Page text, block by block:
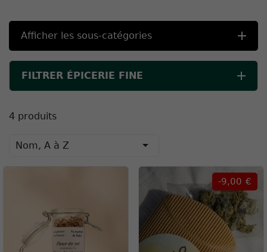
Afficher les sous-catégories
FILTRER ÉPICERIE FINE
4 produits
Nom, A à Z 
-9,00 €